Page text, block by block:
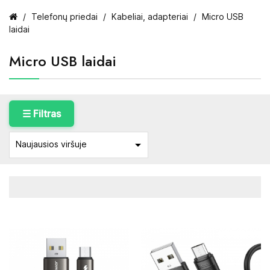
Telefonų priedai Kabeliai, adapteriai
Micro USB
laidai
Micro USB laidai
☰ Filtras
Naujausios viršuje 